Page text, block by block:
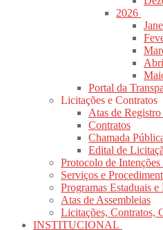
2026
Portal da
Licitações e Contratos
Atas de
Contratos
Chamada
Edital de
Protocolo de Intenções
Serviços e
Programas Estaduais
Atas de Assembleias
Licitações, Contratos,
INSTITUCIONAL